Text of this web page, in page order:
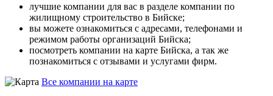
лучшие компании для вас в разделе компании по
жилищному строительство в Бийске;
вы можете ознакомиться с адресами, телефонами и
режимом работы организаций Бийска;
посмотреть компании на карте Бийска, а так же
познакомиться с отзывами и услугами фирм.
Все компании на карте